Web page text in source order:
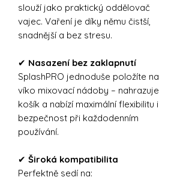
slouží jako praktický oddělovač
vajec. Vaření je díky němu čistší,
snadnější a bez stresu.
✔ Nasazení bez zaklapnutí
SplashPRO jednoduše položíte na
víko mixovací nádoby – nahrazuje
košík a nabízí maximální flexibilitu i
bezpečnost při každodenním
používání.
✔ Široká kompatibilita
Perfektně sedí na: